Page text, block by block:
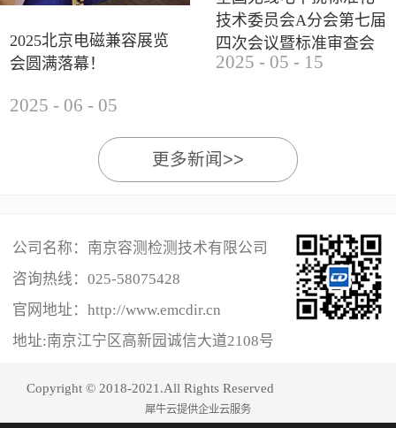
2025北京电磁兼容展览
会圆满落幕！
2025 - 06 - 05
技术委员会A分会第七届
四次会议暨标准审查会
成功举办
2025 - 05 - 15
更多新闻>>
公司名称：南京容测检测技术有限公司
咨询热线： 025-58075428
官网地址：http://www.emcdir.cn
地址:南京江宁区高新园诚信大道2108号
Copyright © 2018-2021.All Rights Reserved
犀牛云提供企业云服务